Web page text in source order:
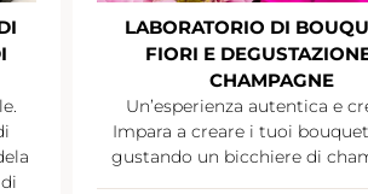
LABORATORIO DI
FIORI E
CHAMPAGNE
Un’esperienza autentica e
Impara a creare i tuoi
gustando un bicchiere di